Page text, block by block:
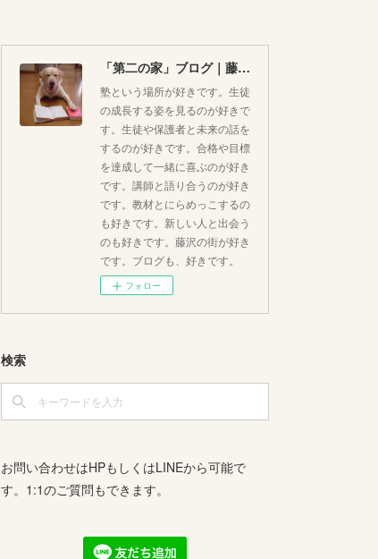
「第二の家」ブログ｜藤沢市の個別指導塾のお話
塾という場所が好きです。生徒
の成長する姿を見るのが好きで
す。生徒や保護者と未来の話を
するのが好きです。合格や目標
を達成して一緒に喜ぶのが好き
です。講師と語り合うのが好き
です。教材とにらめっこするの
も好きです。新しい人と出会う
のも好きです。藤沢の街が好き
です。ブログも、好きです。
フォロー
検索
お問い合わせはHPもしくはLINEから可能で
す。1:1のご質問もできます。